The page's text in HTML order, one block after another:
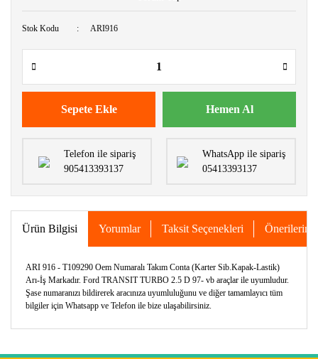
Stok Kodu ARI916
Sepete Ekle Hemen Al
Telefon ile sipariş
905413393137
WhatsApp ile sipariş
05413393137
Ürün Bilgisi Yorumlar Taksit Seçenekleri Önerileriniz
ARI 916 - T109290 Oem Numaralı Takım Conta (Karter Sib.Kapak-Lastik)
Arı-İş Markadır. Ford TRANSIT TURBO 2.5 D 97- vb araçlar ile uyumludur.
Şase numaranızı bildirerek aracınıza uyumluluğunu ve diğer tamamlayıcı tüm
bilgiler için Whatsapp ve Telefon ile bize ulaşabilirsiniz.